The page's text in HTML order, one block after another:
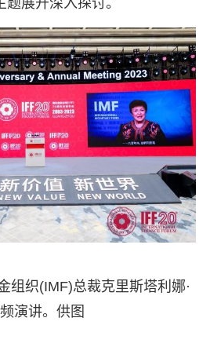
织(IMF)总裁克里斯塔利娜·
演讲。供图